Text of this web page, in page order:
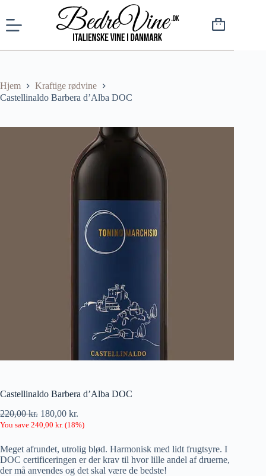
Hjem
Kraftige rødvine
Castellinaldo Barbera d’Alba DOC
Castellinaldo Barbera d’Alba DOC
220,00kr. 180,00 kr.
You save 240,00 kr. (18%)
Meget afrundet, utrolig blød. Harmonisk med lidt frugtsyre. I
DOC certificeringen er der krav til hvor lille andel af druerne,
der må anvendes og det skal være de bedste!